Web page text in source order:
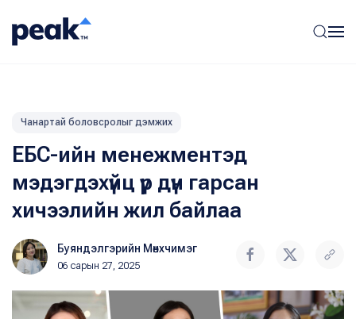
Чанартай боловсролыг дэмжих
ЕБС-ийн менежментэд
мэдэгдэхүйц үр дүн гарсан
хичээлийн жил байлаа
Буяндэлгэрийн Мөнхчимэг
06 сарын 27, 2025